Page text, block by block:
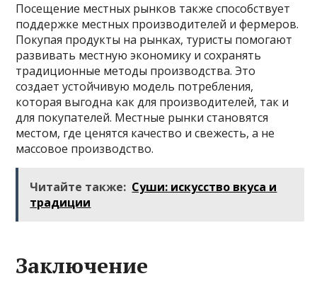
Посещение местных рынков также способствует
поддержке местных производителей и фермеров.
Покупая продукты на рынках, туристы помогают
развивать местную экономику и сохранять
традиционные методы производства. Это
создает устойчивую модель потребления,
которая выгодна как для производителей, так и
для покупателей. Местные рынки становятся
местом, где ценятся качество и свежесть, а не
массовое производство.
Читайте также: Суши: искусство вкуса и
традиции
Заключение